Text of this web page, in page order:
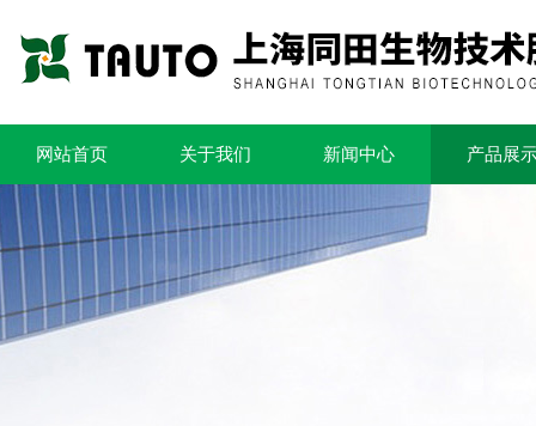
网站首页 关于我们 新闻中心 产品展